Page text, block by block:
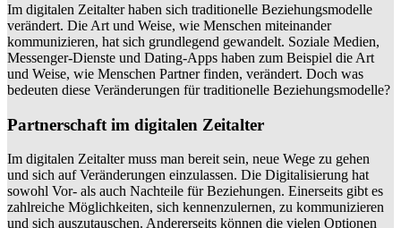
Im digitalen Zeitalter haben sich traditionelle Beziehungsmodelle
verändert. Die Art und Weise, wie Menschen miteinander
kommunizieren, hat sich grundlegend gewandelt. Soziale Medien,
Messenger-Dienste und Dating-Apps haben zum Beispiel die Art
und Weise, wie Menschen Partner finden, verändert. Doch was
bedeuten diese Veränderungen für traditionelle Beziehungsmodelle?
Partnerschaft im digitalen Zeitalter
Im digitalen Zeitalter muss man bereit sein, neue Wege zu gehen
und sich auf Veränderungen einzulassen. Die Digitalisierung hat
sowohl Vor- als auch Nachteile für Beziehungen. Einerseits gibt es
zahlreiche Möglichkeiten, sich kennenzulernen, zu kommunizieren
und sich auszutauschen. Andererseits können die vielen Optionen